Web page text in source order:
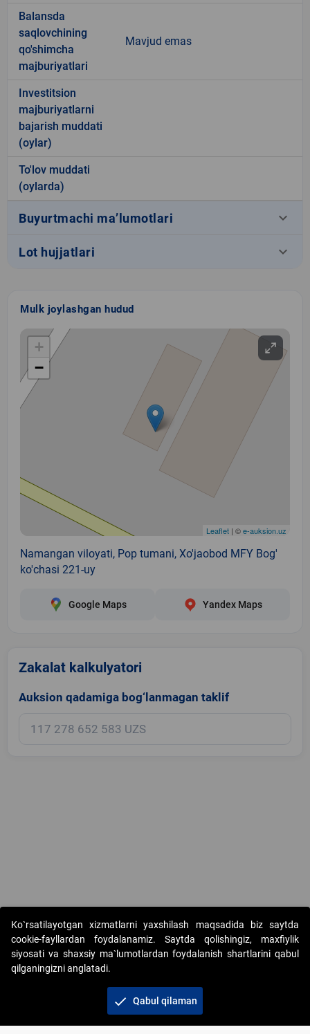
Balansda
saqlovchining
qo'shimcha
majburiyatlari
Mavjud emas
Investitsion
majburiyatlarni
bajarish muddati
(oylar)
To'lov muddati
(oylarda)
Buyurtmachi ma’lumotlari keyboard_arrow_down
Lot hujjatlari keyboard_arrow_down
Mulk joylashgan hudud
+
−
Leaflet | ©e-auksion.uz
Namangan viloyati, Pop tumani, Xo'jaobod MFY Bog'
ko'chasi 221-uy
Google Maps Yandex Maps
Zakalat kalkulyatori
Auksion qadamiga bog‘lanmagan taklif
Copyright © 2017-2026. "Elektron onlayn-auksionlarni tashkil etish"
AJ. Barcha huquqlar himoyalangan
+998 71 202-21-11
Ko`rsatilayotgan xizmatlarni yaxshilash maqsadida biz saytda
cookie-fayllardan foydalanamiz. Saytda qolishingiz, maxfiylik
siyosati va shaxsiy ma`lumotlardan foydalanish shartlarini qabul
qilganingizni anglatadi.
check Qabul qilaman